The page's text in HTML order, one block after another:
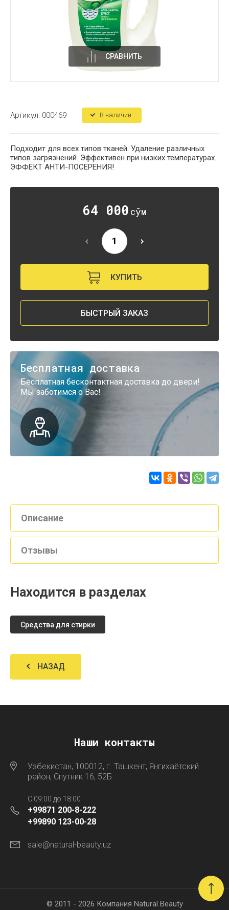
СРАВНИТЬ
Артикул: 000469 В наличии
Подходит для всех типов тканей. Удаление различных
типов загрязнений. Эффективен при низких температурах.
ЭФФЕКТ АНТИ-ПОСЕРЕНИЯ!
64 000 сўм
КУПИТЬ
БЫСТРЫЙ ЗАКАЗ
Бесплатная доставка
Бесплатная бесконтактная доставка до двери!
Мы заботимся о Вас!
Описание
Отзывы
Находится в разделах
Средства для стирки
НАЗАД
Наши контакты
Узбекистан, 100012, г. Ташкент, Янгихаётский
район, Спутник 16, 52Б
C 09:00 до 18:00
+99871 200-8-222
+99890 123-00-28
sale@natural-beauty.uz
© 2011 - 2026 Компания Natural Beauty